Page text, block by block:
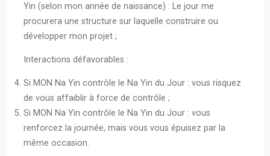
Yin (selon mon année de naissance) : Le jour me
procurera une structure sur laquelle construire ou
développer mon projet ;
Interactions défavorables :
Si MON Na Yin contrôle le Na Yin du Jour : vous risquez
de vous affaiblir à force de contrôle ;
Si MON Na Yin contrôle le Na Yin du Jour : vous
renforcez la journée, mais vous vous épuisez par la
même occasion.